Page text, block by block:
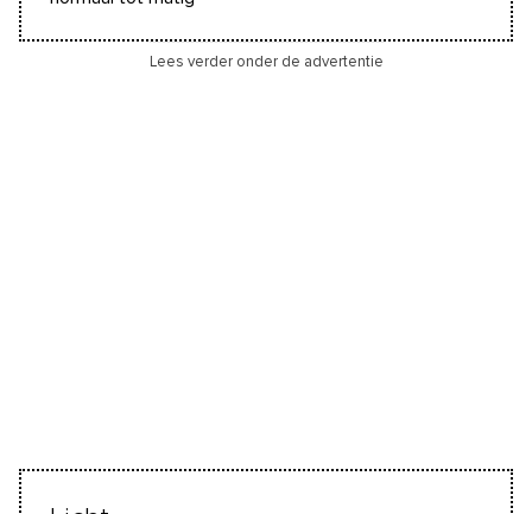
Lees verder onder de advertentie